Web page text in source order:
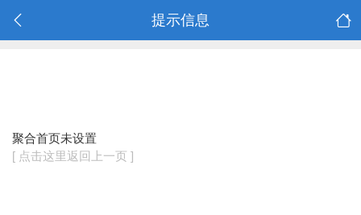
提示信息
聚合首页未设置
[ 点击这里返回上一页 ]